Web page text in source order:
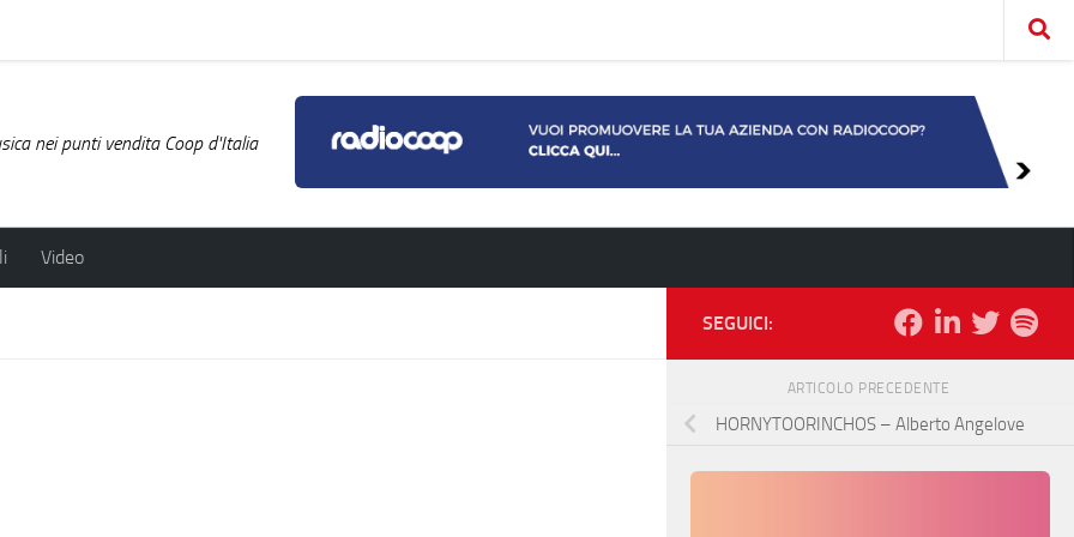
nei punti vendita Coop d'Italia
Video
SEGUICI:
ARTICOLO PRECEDENTE
HORNYTOORINCHOS – Alberto Angelove